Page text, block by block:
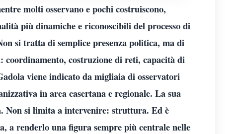
molti osservano e pochi costruiscono,
più dinamiche e riconoscibili del processo di
si tratta di semplice presenza politica, ma di
costruzione di reti, capacità di
viene indicato da migliaia di osservatori
in area casertana e regionale. La sua
Non si limita a intervenire: struttura. Ed è
a renderlo una figura sempre più centrale nelle